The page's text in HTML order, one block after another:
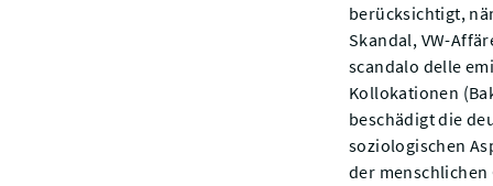
berücksichtigt,
Skandal, VW-
scandalo delle
Kollokationen
beschädigt die
soziologischen
der menschlichen